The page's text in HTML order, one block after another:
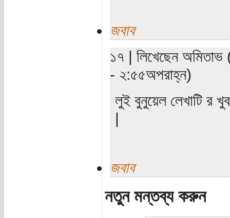
জবাব
১৭ | লিখেছেন অমিতাভ
- ২:৫৫অপরাহ্ন)
লুই বুনুয়েল লেখাটি র
|
জবাব
নতুন মন্তব্য করুন